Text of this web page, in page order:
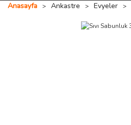
Anasayfa
Ankastre Evyeler